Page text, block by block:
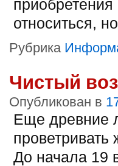
относиться,
Рубрика
Чистый
Опубликован в
Еще древние
До начала 19